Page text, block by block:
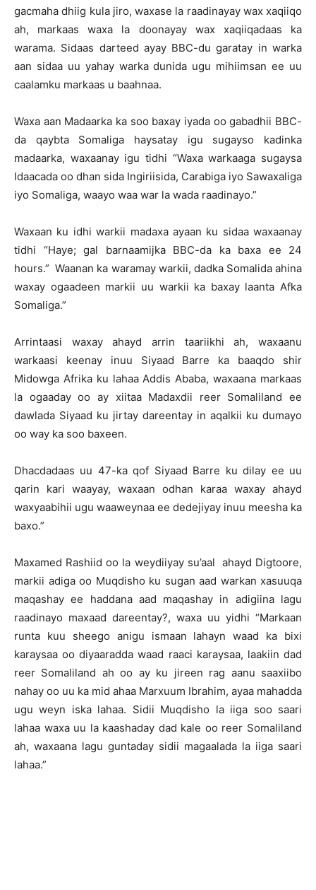
gacmaha dhiig kula jiro, waxase la raadinayay wax xaqiiqo
ah, markaas waxa la doonayay wax xaqiiqadaas ka
warama. Sidaas darteed ayay BBC-du garatay in warka
aan sidaa uu yahay warka dunida ugu mihiimsan ee uu
caalamku markaas u baahnaa.
Waxa aan Madaarka ka soo baxay iyada oo gabadhii BBC-
da qaybta Somaliga haysatay igu sugayso kadinka
madaarka, waxaanay igu tidhi “Waxa warkaaga sugaysa
Idaacada oo dhan sida Ingiriisida, Carabiga iyo Sawaxaliga
iyo Somaliga, waayo waa war la wada raadinayo.”
Waxaan ku idhi warkii madaxa ayaan ku sidaa waxaanay
tidhi “Haye; gal barnaamijka BBC-da ka baxa ee 24
hours.” Waanan ka waramay warkii, dadka Somalida ahina
waxay ogaadeen markii uu warkii ka baxay laanta Afka
Somaliga.”
Arrintaasi waxay ahayd arrin taariikhi ah, waxaanu
warkaasi keenay inuu Siyaad Barre ka baaqdo shir
Midowga Afrika ku lahaa Addis Ababa, waxaana markaas
la ogaaday oo ay xiitaa Madaxdii reer Somaliland ee
dawlada Siyaad ku jirtay dareentay in aqalkii ku dumayo
oo way ka soo baxeen.
Dhacdadaas uu 47-ka qof Siyaad Barre ku dilay ee uu
qarin kari waayay, waxaan odhan karaa waxay ahayd
waxyaabihii ugu waaweynaa ee dedejiyay inuu meesha ka
baxo.”
Maxamed Rashiid oo la weydiiyay su’aal ahayd Digtoore,
markii adiga oo Muqdisho ku sugan aad warkan xasuuqa
maqashay ee haddana aad maqashay in adigiina lagu
raadinayo maxaad dareentay?, waxa uu yidhi “Markaan
runta kuu sheego anigu ismaan lahayn waad ka bixi
karaysaa oo diyaaradda waad raaci karaysaa, laakiin dad
reer Somaliland ah oo ay ku jireen rag aanu saaxiibo
nahay oo uu ka mid ahaa Marxuum Ibrahim, ayaa mahadda
ugu weyn iska lahaa. Sidii Muqdisho la iiga soo saari
lahaa waxa uu la kaashaday dad kale oo reer Somaliland
ah, waxaana lagu guntaday sidii magaalada la iiga saari
lahaa.”